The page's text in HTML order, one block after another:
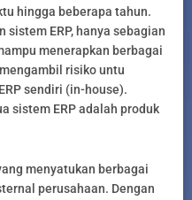
hingga beberapa tahun.
sistem ERP, hanya sebagian
menerapkan berbagai
risiko untu
sendiri (in-house).
sistem ERP adalah produk
menyatukan berbagai
perusahaan. Dengan